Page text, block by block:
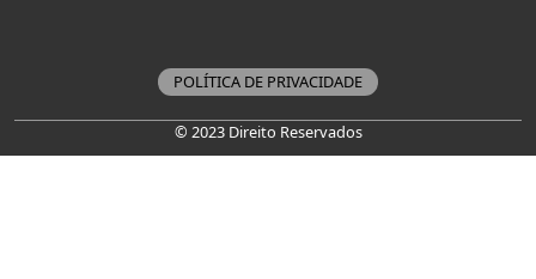
POLÍTICA DE PRIVACIDADE
© 2023 Direito Reservados